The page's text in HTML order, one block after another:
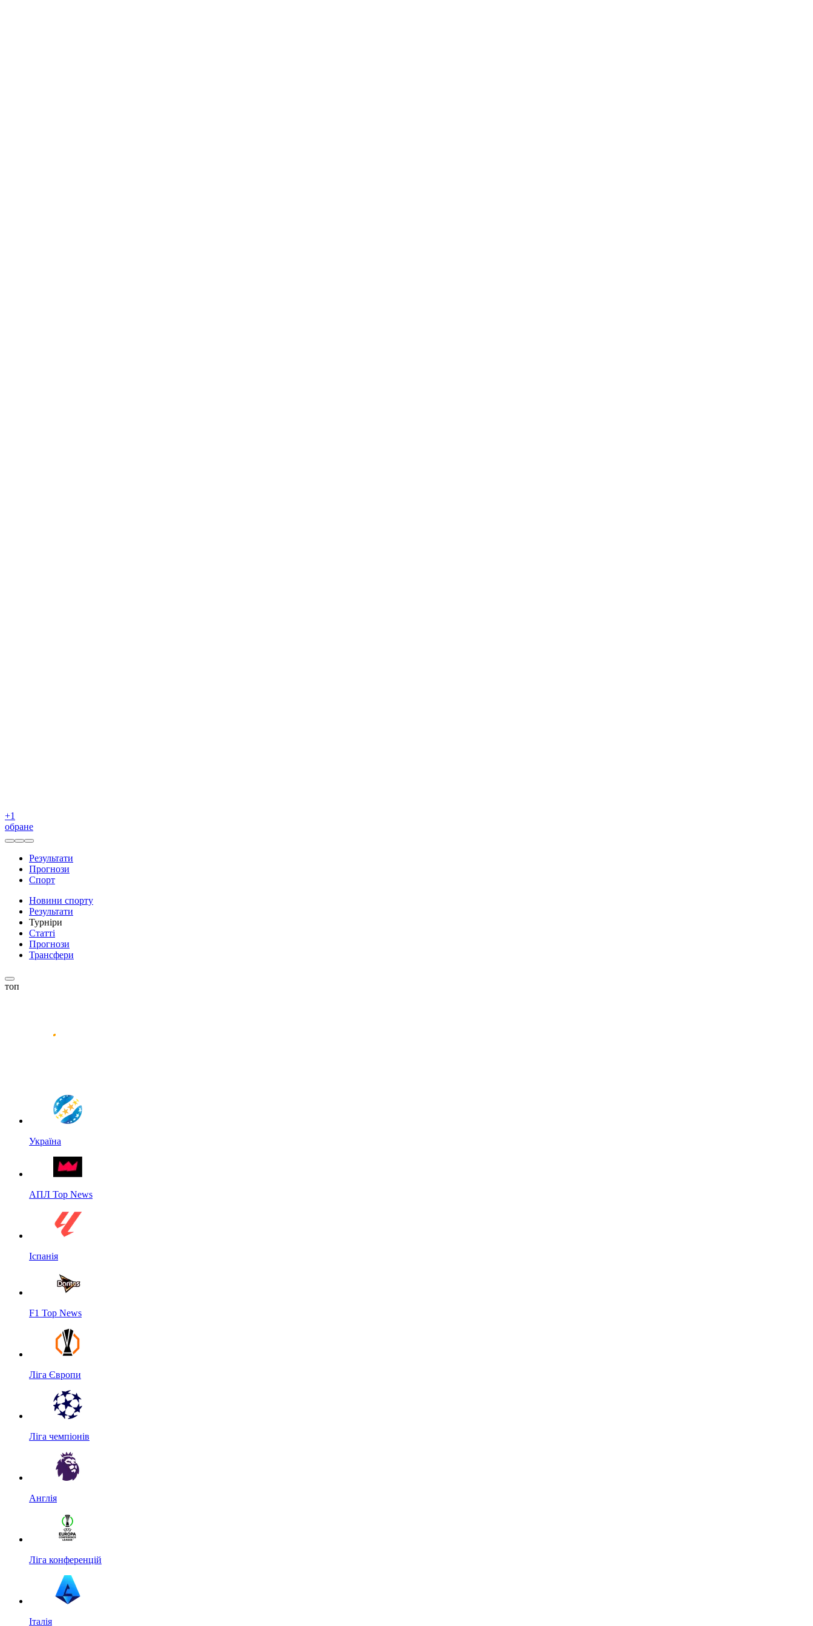
+1
обране
Результати
Прогнози
Спорт
Новини спорту
Результати
Турніри
Статті
Прогнози
Трансфери
топ
Україна
АПЛ Top News
Іспанія
F1 Top News
Ліга Європи
Ліга чемпіонів
Англія
Ліга конференцій
Італія